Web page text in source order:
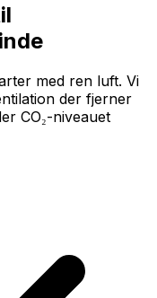
med ren luft. Vi
der fjerner
CO₂-niveauet